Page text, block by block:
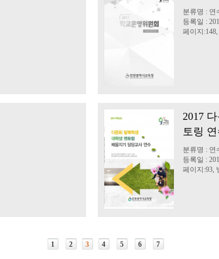
분류명 : 연
등록일 :
페이지
2017
토링
분류명 : 연
등록일 :
페이지:93,
1 2 3 4 5 6 7